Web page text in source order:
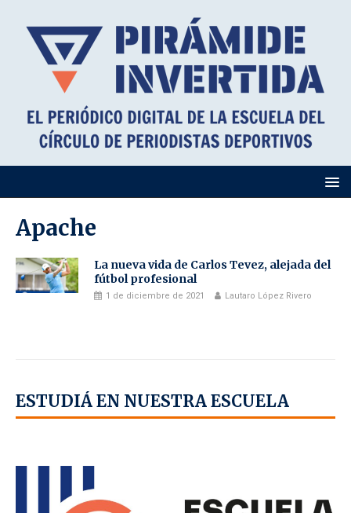
Apache
La nueva vida de Carlos Tevez, alejada del
fútbol profesional
1 de diciembre de 2021 Lautaro López Rivero
ESTUDIÁ EN NUESTRA ESCUELA